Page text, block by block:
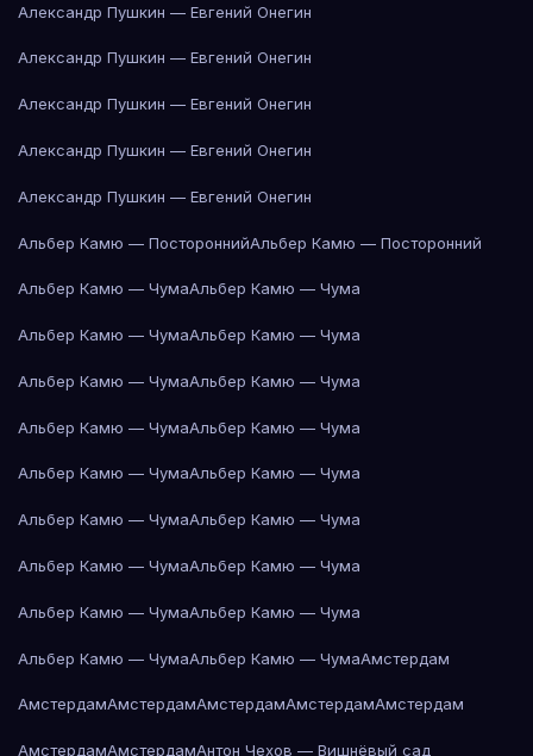
Александр Пушкин — Евгений Онегин
Александр Пушкин — Евгений Онегин
Александр Пушкин — Евгений Онегин
Александр Пушкин — Евгений Онегин
Александр Пушкин — Евгений Онегин
Альбер Камю — ПостороннийАльбер Камю — Посторонний
Альбер Камю — ЧумаАльбер Камю — Чума
Альбер Камю — ЧумаАльбер Камю — Чума
Альбер Камю — ЧумаАльбер Камю — Чума
Альбер Камю — ЧумаАльбер Камю — Чума
Альбер Камю — ЧумаАльбер Камю — Чума
Альбер Камю — ЧумаАльбер Камю — Чума
Альбер Камю — ЧумаАльбер Камю — Чума
Альбер Камю — ЧумаАльбер Камю — Чума
Альбер Камю — ЧумаАльбер Камю — ЧумаАмстердам
АмстердамАмстердамАмстердамАмстердамАмстердам
АмстердамАмстердамАнтон Чехов — Вишнёвый сад